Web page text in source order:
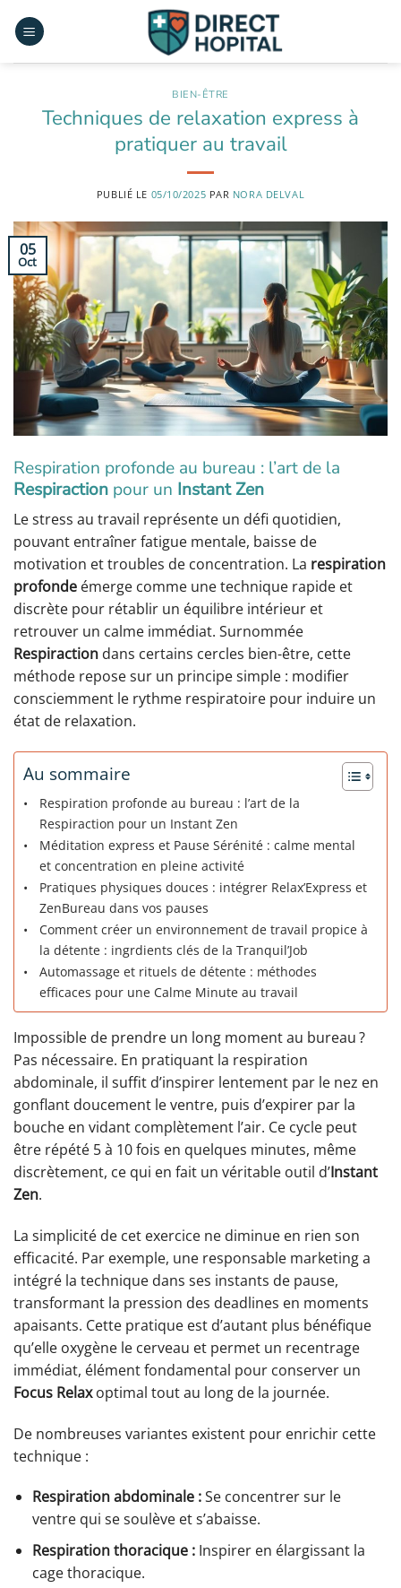
au
BIEN-ÊTRE
Techniques de relaxation express à
pratiquer au travail
PUBLIÉ LE 05/10/2025 PAR NORA DELVAL
05
Oct
Respiration profonde au bureau : l’art de la
Respiraction pour un Instant Zen
Le stress au travail représente un défi quotidien,
pouvant entraîner fatigue mentale, baisse de
motivation et troubles de concentration. La respiration
profonde émerge comme une technique rapide et
discrète pour rétablir un équilibre intérieur et
retrouver un calme immédiat. Surnommée
Respiraction dans certains cercles bien-être, cette
méthode repose sur un principe simple : modifier
consciemment le rythme respiratoire pour induire un
état de relaxation.
Au sommaire
Respiration profonde au bureau : l’art de la
Respiraction pour un Instant Zen
Méditation express et Pause Sérénité : calme mental
et concentration en pleine activité
Pratiques physiques douces : intégrer Relax’Express et
ZenBureau dans vos pauses
Comment créer un environnement de travail propice à
la détente : ingrdients clés de la Tranquil’Job
Automassage et rituels de détente : méthodes
efficaces pour une Calme Minute au travail
Impossible de prendre un long moment au bureau ?
Pas nécessaire. En pratiquant la respiration
abdominale, il suffit d’inspirer lentement par le nez en
gonflant doucement le ventre, puis d’expirer par la
bouche en vidant complètement l’air. Ce cycle peut
être répété 5 à 10 fois en quelques minutes, même
discrètement, ce qui en fait un véritable outil d’Instant
Zen.
La simplicité de cet exercice ne diminue en rien son
efficacité. Par exemple, une responsable marketing a
intégré la technique dans ses instants de pause,
transformant la pression des deadlines en moments
apaisants. Cette pratique est d’autant plus bénéfique
qu’elle oxygène le cerveau et permet un recentrage
immédiat, élément fondamental pour conserver un
Focus Relaxoptimal tout au long de la journée.
De nombreuses variantes existent pour enrichir cette
technique :
Respiration abdominale :Se concentrer sur le
ventre qui se soulève et s’abaisse.
Respiration thoracique :Inspirer en élargissant la
cage thoracique.